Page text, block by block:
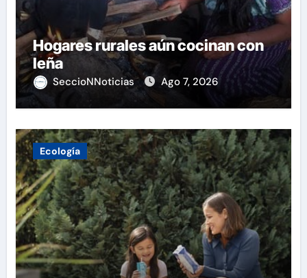
Hogares rurales aún cocinan con
leña
SeccioNNoticias Ago 7, 2026
Ecología